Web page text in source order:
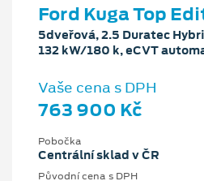
Ford Kuga Top
5dveřová, 2.5 Duratec
132 kW/180 k, eCVT
Vaše cena s DPH
763 900 Kč
Pobočka
Centrální sklad v ČR
Původní cena s DPH